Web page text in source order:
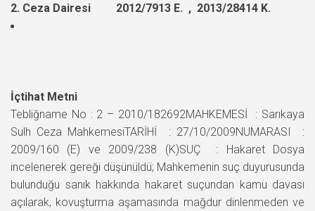
2. Ceza Dairesi 2012/7913 E. , 2013/28414 K.
İçtihat Metni
Tebliğname No : 2 – 2010/182692MAHKEMESİ : Sarıkaya
Sulh Ceza MahkemesiTARİHİ : 27/10/2009NUMARASI :
2009/160 (E) ve 2009/238 (K)SUÇ : Hakaret Dosya
incelenerek gereği düşünüldü; Mahkemenin suç duyurusunda
bulunduğu sanık hakkında hakaret suçundan kamu davası
açılarak, kovuşturma aşamasında mağdur dinlenmeden ve